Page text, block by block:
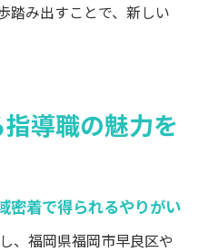
踏み出すことで、新しい
導職の魅力を
密着で得られるやりがい
、福岡県福岡市早良区や